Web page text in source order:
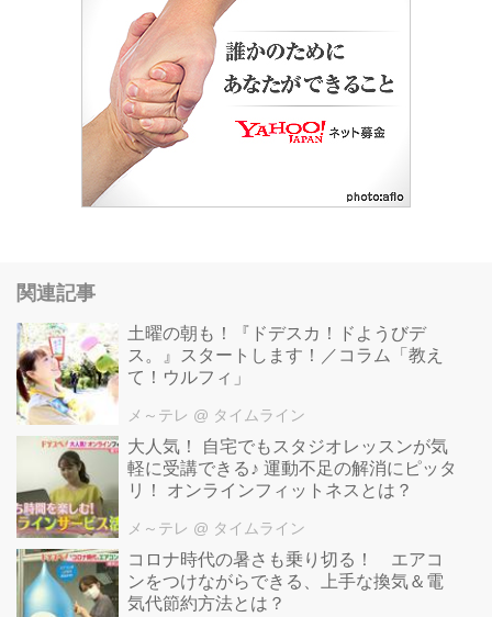
関連記事
土曜の朝も！『ドデスカ！ドようびデ
ス。』スタートします！／コラム「教え
て！ウルフィ」
メ～テレ @ タイムライン
大人気！ 自宅でもスタジオレッスンが気
軽に受講できる♪ 運動不足の解消にピッタ
リ！ オンラインフィットネスとは？
メ～テレ @ タイムライン
コロナ時代の暑さも乗り切る！ エアコ
ンをつけながらできる、上手な換気＆電
気代節約方法とは？